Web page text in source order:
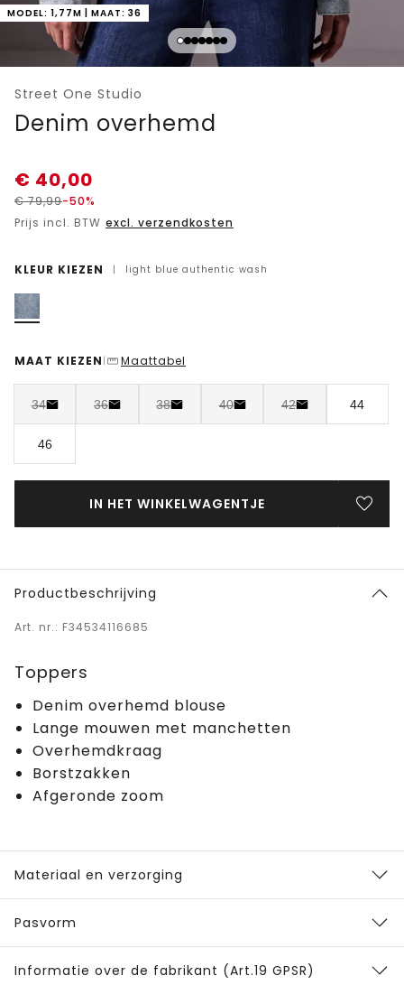
MODEL: 1,77M | MAAT: 36
Street One Studio
Denim overhemd
€ 40,00
€79,99-50%
Prijs incl. BTW excl. verzendkosten
KLEUR KIEZEN | light blue authentic wash
MAAT KIEZEN | Maattabel
34 36 38 40 42 44
46
IN HET WINKELWAGENTJE
Productbeschrijving
Art. nr.: F34534116685
Toppers
Denim overhemd blouse
Lange mouwen met manchetten
Overhemdkraag
Borstzakken
Afgeronde zoom
Materiaal en verzorging
Pasvorm
Informatie over de fabrikant (Art.19 GPSR)